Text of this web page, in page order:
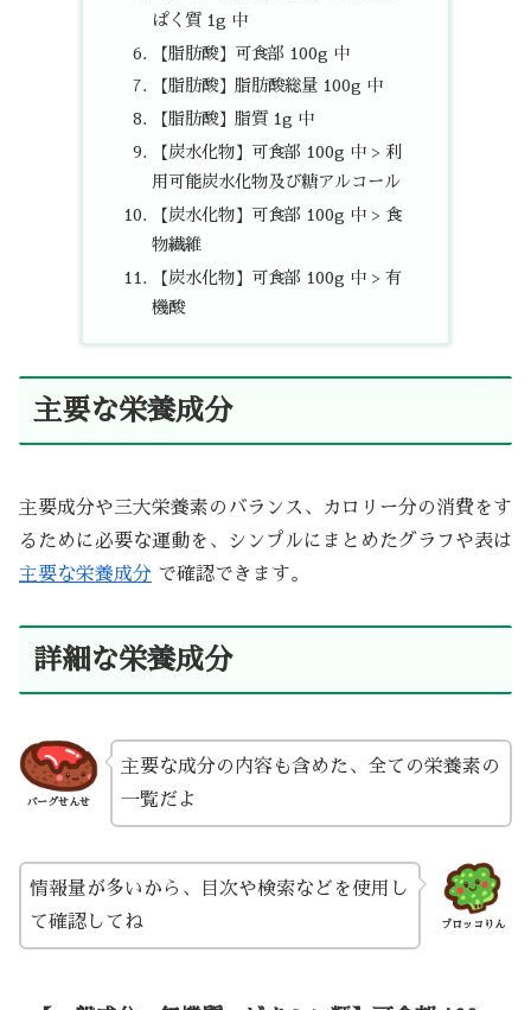
ぱく質 1g 中
【脂肪酸】可食部 100g 中
【脂肪酸】脂肪酸総量 100g 中
【脂肪酸】脂質 1g 中
【炭水化物】可食部 100g 中 > 利
用可能炭水化物及び糖アルコール
【炭水化物】可食部 100g 中 > 食
物繊維
【炭水化物】可食部 100g 中 > 有
機酸
主要な栄養成分
主要成分や三大栄養素のバランス、カロリー分の消費をす
るために必要な運動を、シンプルにまとめたグラフや表は
主要な栄養成分 で確認できます。
詳細な栄養成分
バーグせんせ
主要な成分の内容も含めた、全ての栄養素の
一覧だよ
ブロッコりん
情報量が多いから、目次や検索などを使用し
て確認してね